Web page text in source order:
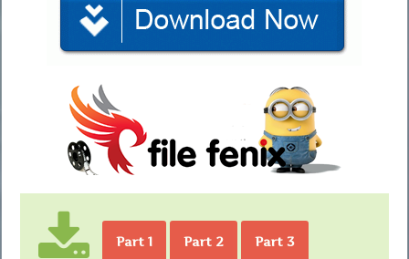
Part 1 Part 2 Part 3